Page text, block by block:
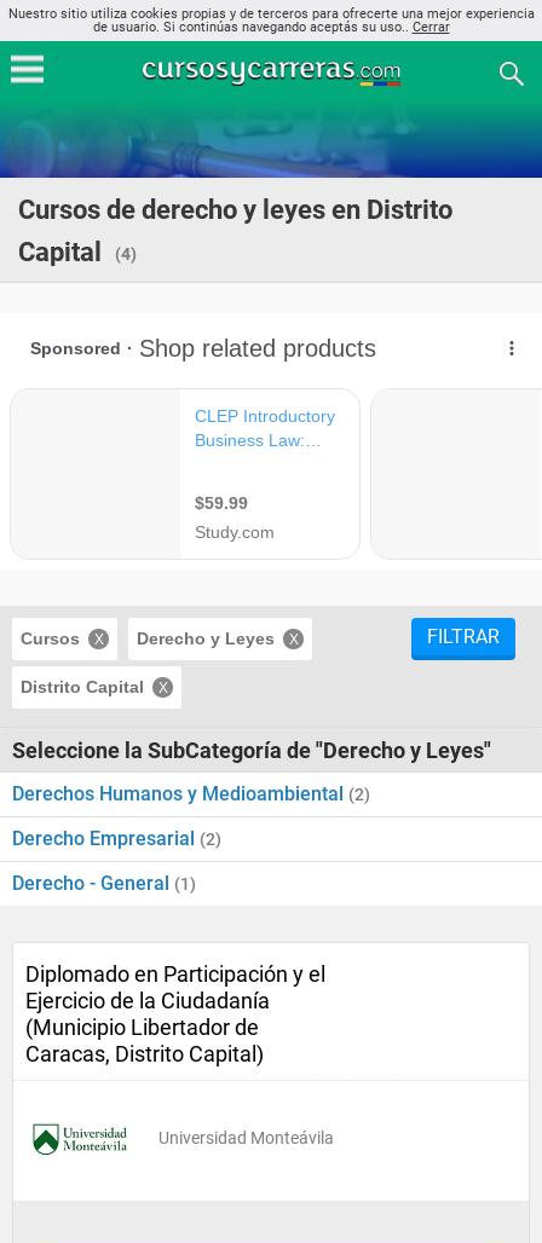
Nuestro sitio utiliza cookies propias y de terceros para ofrecerte una mejor experiencia
de usuario. Si continúas navegando aceptás su uso.. Cerrar
Cursos de derecho y leyes en Distrito
Capital
(4)
Cursos Derecho y Leyes
Distrito Capital
FILTRAR
Seleccione la SubCategoría de "Derecho y Leyes"
Derechos Humanos y Medioambiental (2)
Derecho Empresarial (2)
Derecho - General (1)
Diplomado en Participación y el
Ejercicio de la Ciudadanía
(Municipio Libertador de
Caracas, Distrito Capital)
Universidad Monteávila